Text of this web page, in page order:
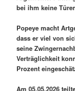
bei ihm keine
Popeye macht
dass er viel von
seine
Verträglichkeit
Prozent
Am 05.05.2026